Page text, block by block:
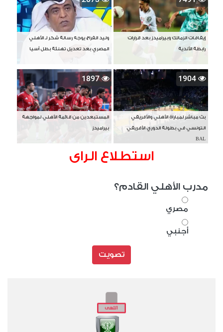
إيقافات الزمالك وبيراميدز بعد قرارات
رابطة الأندية
وليد الفراج يوجه رسالة شكر لـ الأهلي
المصري بعد تعديل تهنئة بطل آسيا
1904
بث مباشر لمباراة الأهلي والأفريقي
التونسي في بطولة الدوري الأفريقي
BAL
1897
المستبعدين من قائمة الأهلي لمواجهة
بيراميدز
استطلاع الراى
مدرب الأهلي القادم؟
مصري
أجنبي
تصويت